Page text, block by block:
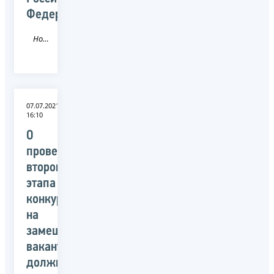
Федерации
Новость
07.07.2021
16:10
О
проведении
второго
этапа
конкурса
на
замещение
вакантных
должностей